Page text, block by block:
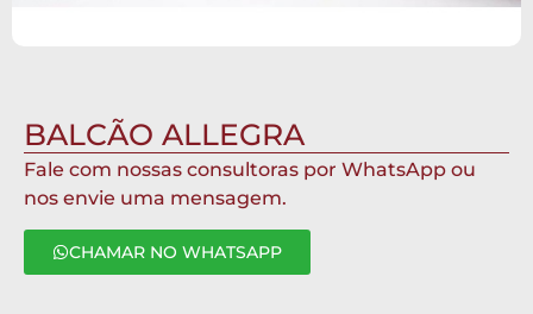
BALCÃO ALLEGRA
Fale com nossas consultoras por WhatsApp ou
nos envie uma mensagem.
CHAMAR NO WHATSAPP